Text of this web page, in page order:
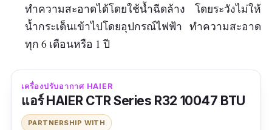
ทำความสะอาดได้โดยใช้น้ำฉีดล้าง โดยระวังไม่ให้
น้ำกระเด็นเข้าไปโดยอุปกรณ์ไฟฟ้า ทำความสะอาด
ทุก 6 เดือนหรือ 1 ปี
เครื่องปรับอากาศ HAIER
แอร์ HAIER CTR Series R32 10047 BTU
PARTNERSHIP WITH